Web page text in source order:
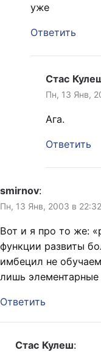
уже
Ответить
Стас
Пн, 13 Янв,
Ага.
Ответить
smirnov:
Пн, 13 Янв, 2003 в 22:32
Вот и я про то же:
функции развиты
имбецил не
лишь
Ответить
Стас Кулеш: